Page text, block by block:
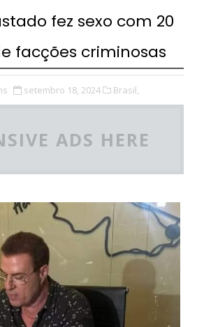
fez sexo com 20
facções criminosas
setembro 18, 2024 Brasil,
ADS HERE